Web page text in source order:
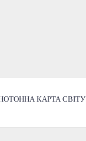
КАРТА СВІТУ